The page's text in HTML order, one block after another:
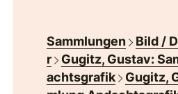
Sammlungen
Bild /
r
Gugitz, Gustav:
achtsgrafik
Gugitz,